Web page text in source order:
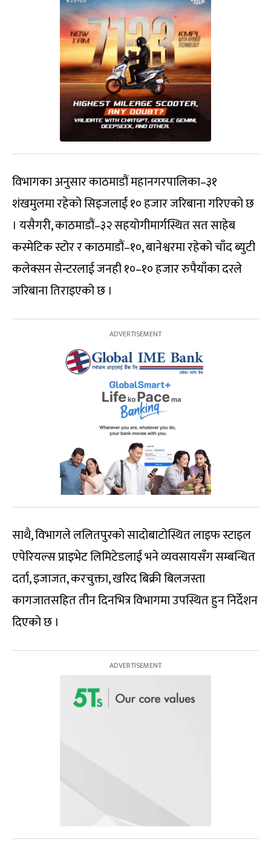
विभागका अनुसार काठमाडौं महानगरपालिका–३१
शंखमुलमा रहेको सिइजलाई १० हजार जरिबाना गरिएको छ
। यसैगरी, काठमाडौं–३२ सहयोगीमार्गस्थित सत साहेब
कस्मेटिक स्टोर र काठमाडौं–१०, बानेश्वरमा रहेको चाँद ब्युटी
कलेक्सन सेन्टरलाई जनही १०–१० हजार रुपैयाँका दरले
जरिबाना तिराइएको छ ।
साथै, विभागले ललितपुरको सादोबाटोस्थित लाइफ स्टाइल
एपेरियल्स प्राइभेट लिमिटेडलाई भने व्यवसायसँग सम्बन्धित
दर्ता, इजाजत, करचुक्ता, खरिद बिक्री बिलजस्ता
कागजातसहित तीन दिनभित्र विभागमा उपस्थित हुन निर्देशन
दिएको छ ।